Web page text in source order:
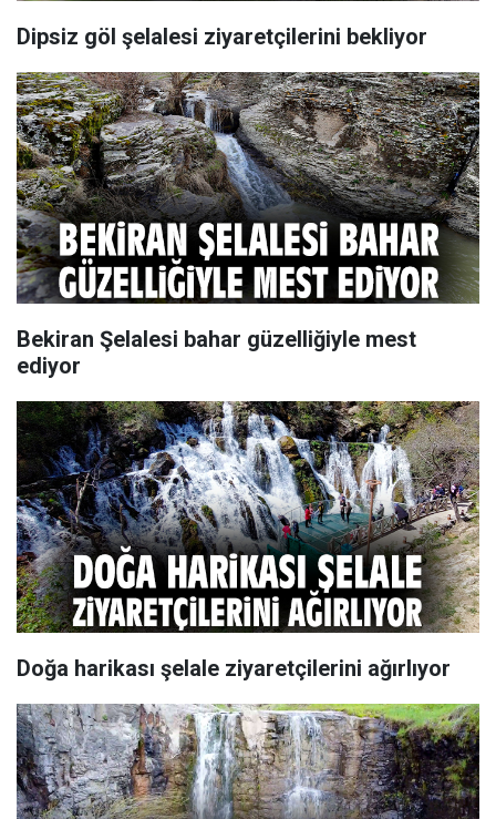
Dipsiz göl şelalesi ziyaretçilerini bekliyor
Bekiran Şelalesi bahar güzelliğiyle mest
ediyor
Doğa harikası şelale ziyaretçilerini ağırlıyor